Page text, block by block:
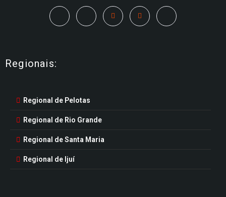
Regionais:
Regional de Pelotas
Regional de Rio Grande
Regional de Santa Maria
Regional de Ijuí